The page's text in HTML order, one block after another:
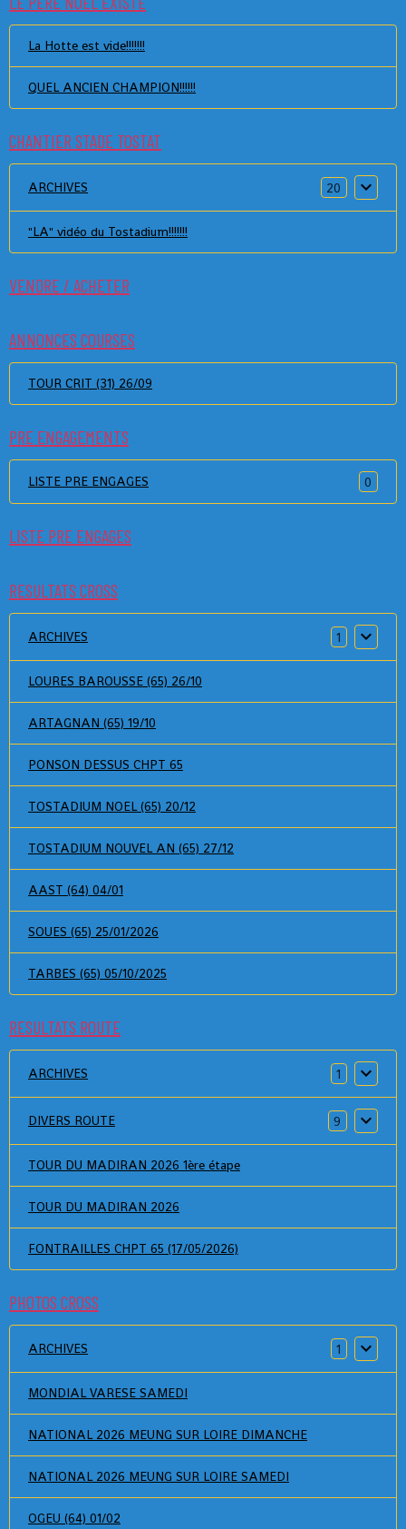
La Hotte est vide!!!!!!!
QUEL ANCIEN CHAMPION!!!!!!
CHANTIER STADE TOSTAT
ARCHIVES 20
"LA" vidéo du Tostadium!!!!!!!
VENDRE / ACHETER
ANNONCES COURSES
TOUR CRIT (31) 26/09
PRE ENGAGEMENTS
LISTE PRE ENGAGES 0
LISTE PRE ENGAGES
RESULTATS CROSS
ARCHIVES 1
LOURES BAROUSSE (65) 26/10
ARTAGNAN (65) 19/10
PONSON DESSUS CHPT 65
TOSTADIUM NOEL (65) 20/12
TOSTADIUM NOUVEL AN (65) 27/12
AAST (64) 04/01
SOUES (65) 25/01/2026
TARBES (65) 05/10/2025
RESULTATS ROUTE
ARCHIVES 1
DIVERS ROUTE 9
TOUR DU MADIRAN 2026 1ère étape
TOUR DU MADIRAN 2026
FONTRAILLES CHPT 65 (17/05/2026)
PHOTOS CROSS
ARCHIVES 1
MONDIAL VARESE SAMEDI
NATIONAL 2026 MEUNG SUR LOIRE DIMANCHE
NATIONAL 2026 MEUNG SUR LOIRE SAMEDI
OGEU (64) 01/02